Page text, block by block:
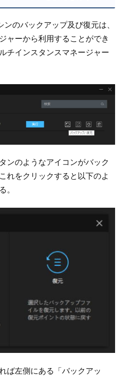
のバックアップ及び復元は、
ャーから利用することができ
チインスタンスマネージャー
ンのようなアイコンがバック
れをクリックすると以下のよ
。
ば左側にある「バックアッ